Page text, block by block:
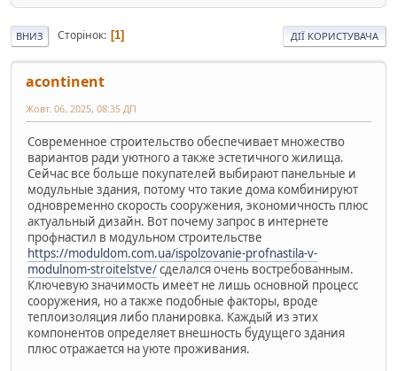
ВНИЗ Сторінок 1 ДІЇ КОРИСТУВАЧА
acontinent
Жовт. 06, 2025, 08:35 ДП
Современное строительство обеспечивает множество
вариантов ради уютного а также эстетичного жилища.
Сейчас все больше покупателей выбирают панельные и
модульные здания, потому что такие дома комбинируют
одновременно скорость сооружения, экономичность плюс
актуальный дизайн. Вот почему запрос в интернете
профнастил в модульном строительстве
https://moduldom.com.ua/ispolzovanie-profnastila-v-
modulnom-stroitelstve/сделался очень востребованным.
Ключевую значимость имеет не лишь основной процесс
сооружения, но а также подобные факторы, вроде
теплоизоляция либо планировка. Каждый из этих
компонентов определяет внешность будущего здания
плюс отражается на уюте проживания.